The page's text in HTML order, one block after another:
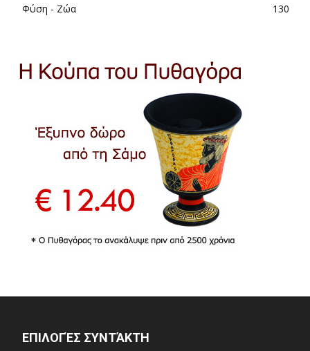
Φύση - Ζώα
130
ΕΠΙΛΟΓΈΣ ΣΥΝΤΆΚΤΗ